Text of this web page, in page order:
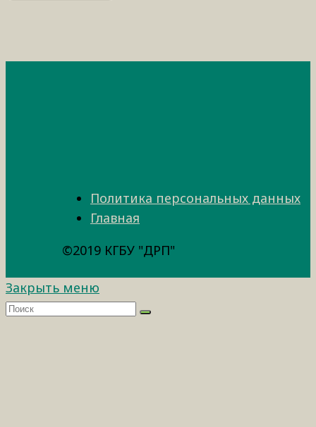
Политика персональных данных
Главная
©2019 КГБУ "ДРП"
Закрыть меню